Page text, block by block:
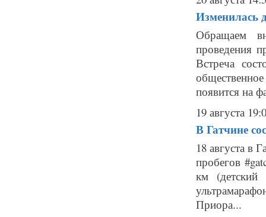
Изменилась
Обращаем
проведения
Встреча
появится на
19 августа
В Гатчине
18 августа в
пробегов
км (детский
Приора...